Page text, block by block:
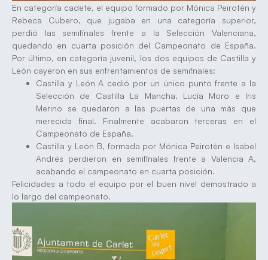
En categoría cadete, el equipo formado por Mónica Peirotén y
Rebeca Cubero, que jugaba en una categoría superior,
perdió las semifinales frente a la Selección Valenciana,
quedando en cuarta posición del Campeonato de España.
Por último, en categoría juvenil, los dos equipos de Castilla y
León cayeron en sus enfrentamientos de semifnales:
Castilla y León A cedió por un único punto frente a la
Selección de Castilla La Mancha. Lucía Moro e Iris
Merino se quedaron a las puertas de una más que
merecida final. Finalmente acabaron terceras en el
Campeonato de España.
Castilla y León B, formada por Mónica Peirotén e Isabel
Andrés perdieron en semifinales frente a Valencia A,
acabando el campeonato en cuarta posición.
Felicidades a todo el equipo por el buen nivel demostrado a
lo largo del campeonato.